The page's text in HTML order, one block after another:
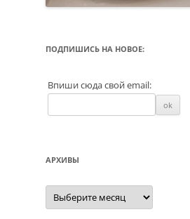
ПОДПИШИСЬ НА НОВОЕ:
Впиши сюда свой email:
АРХИВЫ
Архивы